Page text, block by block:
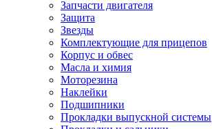
Запчасти двигателя
Защита
Звезды
Комплектующие для прицепов
Корпус и обвес
Масла и химия
Моторезина
Наклейки
Подшипники
Прокладки выпускной системы